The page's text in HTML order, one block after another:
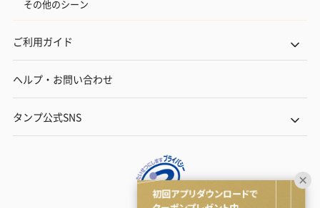
その他のシーン
ご利用ガイド
ヘルプ・お問い合わせ
タンプ公式SNS